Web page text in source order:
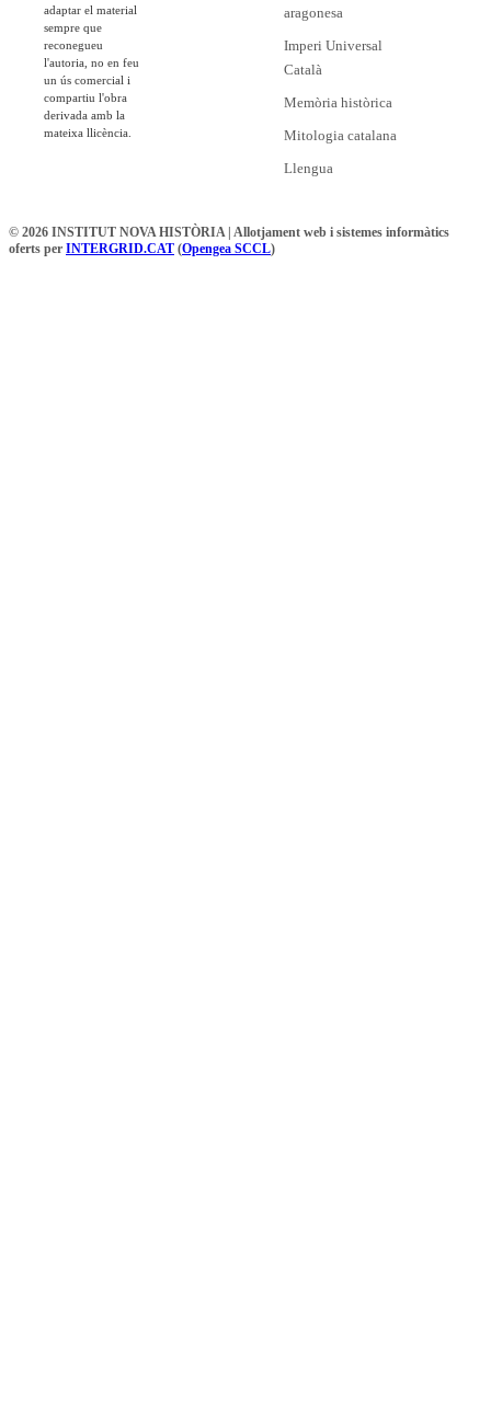
adaptar el material
sempre que
reconegueu
l'autoria, no en feu
un ús comercial i
compartiu l'obra
derivada amb la
mateixa llicència.
aragonesa
Imperi Universal
Català
Memòria històrica
Mitologia catalana
Llengua
© 2026 INSTITUT NOVA HISTÒRIA | Allotjament web i sistemes informàtics
oferts per INTERGRID.CAT (Opengea SCCL)